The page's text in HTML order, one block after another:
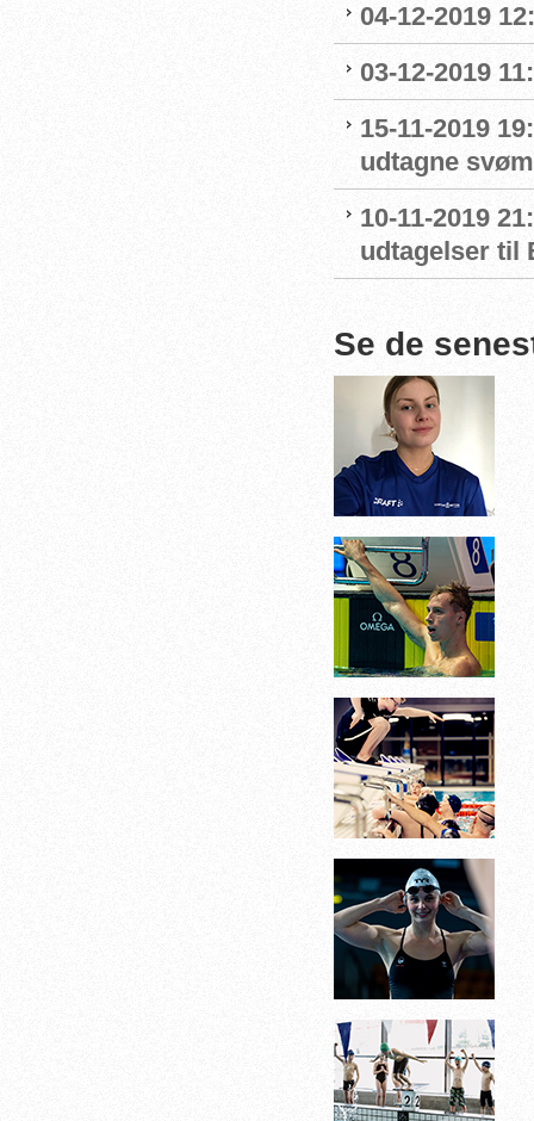
04-12-2019
03-12-2019
15-11-2019
udtagne
10-11-2019
udtagelser til
Se de